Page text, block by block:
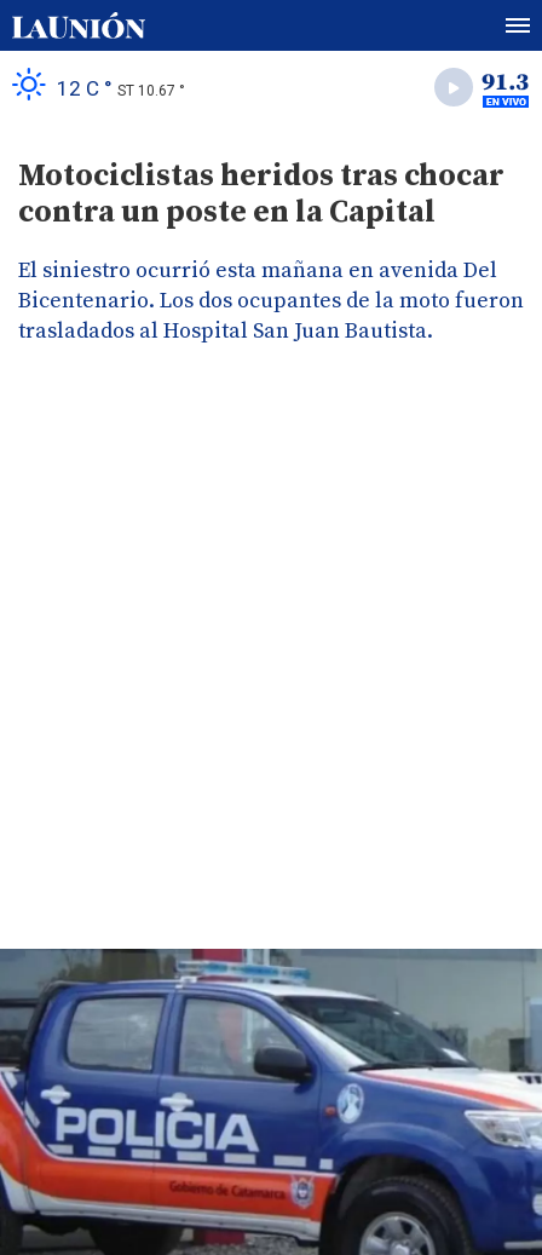
12 C ° ST 10.67 °
Motociclistas heridos tras chocar
contra un poste en la Capital
El siniestro ocurrió esta mañana en avenida Del
Bicentenario. Los dos ocupantes de la moto fueron
trasladados al Hospital San Juan Bautista.